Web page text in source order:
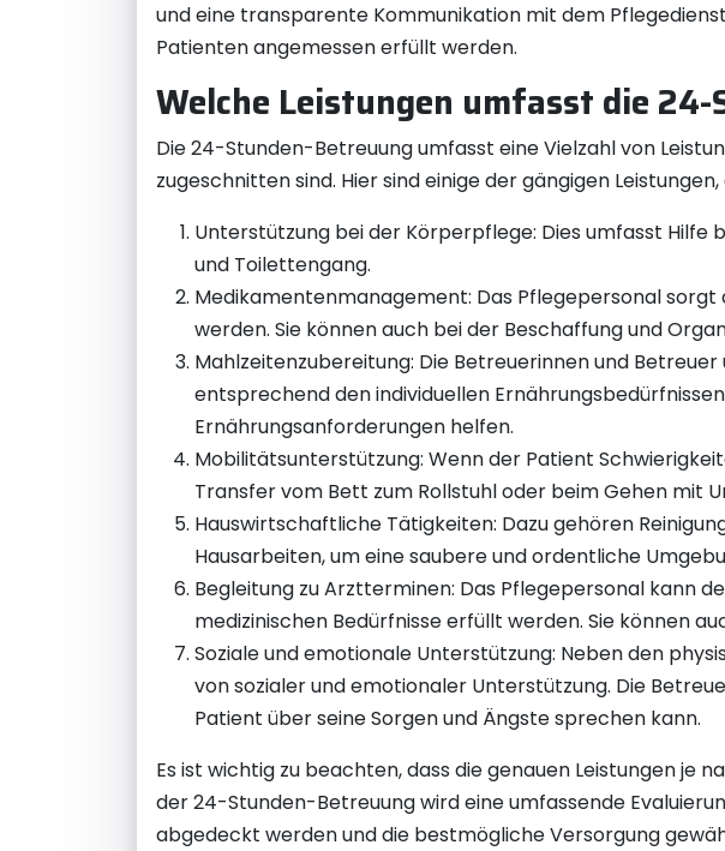
und eine transparente Kommunikation mit dem
Patienten angemessen erfüllt werden.
Welche Leistungen umfasst die
Die 24-Stunden-Betreuung umfasst eine Vielzahl von
zugeschnitten sind. Hier sind einige der gängigen
Unterstützung bei der Körperpflege: Dies umfasst Hilfe
und Toilettengang.
Medikamentenmanagement: Das Pflegepersonal
werden. Sie können auch bei der Beschaffung und
Mahlzeitenzubereitung: Die Betreuerinnen und
entsprechend den individuellen
Ernährungsanforderungen helfen.
Mobilitätsunterstützung: Wenn der Patient
Transfer vom Bett zum Rollstuhl oder beim Gehen mit
Hauswirtschaftliche Tätigkeiten: Dazu gehören
Hausarbeiten, um eine saubere und ordentliche
Begleitung zu Arztterminen: Das Pflegepersonal kann
medizinischen Bedürfnisse erfüllt werden. Sie können
Soziale und emotionale Unterstützung: Neben den
von sozialer und emotionaler Unterstützung. Die
Patient über seine Sorgen und Ängste sprechen kann.
Es ist wichtig zu beachten, dass die genauen Leistungen je
der 24-Stunden-Betreuung wird eine umfassende
abgedeckt werden und die bestmögliche Versorgung